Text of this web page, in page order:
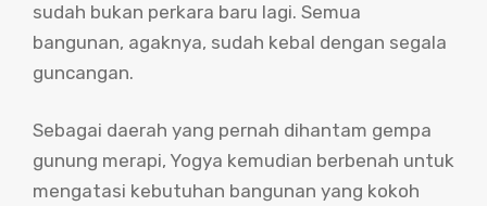
sudah bukan perkara baru lagi. Semua
bangunan, agaknya, sudah kebal dengan segala
guncangan.
Sebagai daerah yang pernah dihantam gempa
gunung merapi, Yogya kemudian berbenah untuk
mengatasi kebutuhan bangunan yang kokoh